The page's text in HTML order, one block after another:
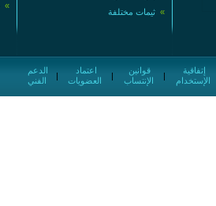
»
» ثيمات مختلفة
الفني
|
العضويات
|
الإنتساب
|
الإستخدام